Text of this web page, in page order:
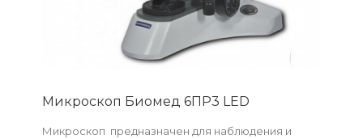
Микpоскоп Биомед 6ПР3 LED
Микроскоп предназначен для наблюдения и